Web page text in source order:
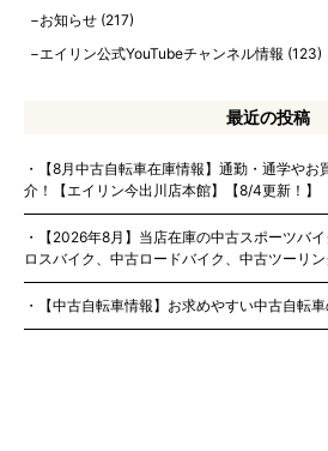
お知らせ (217)
エイリン公式YouTubeチャンネル情報 (123)
最近の投稿
【8月中古自転車在庫情報】通勤・通学や
介！【エイリン今出川店本館】【8/4更新！】
【2026年8月】当店在庫の中古スポーツバ
ロスバイク、中古ロードバイク、中古ツーリン
【中古自転車情報】お求めやすい中古自転